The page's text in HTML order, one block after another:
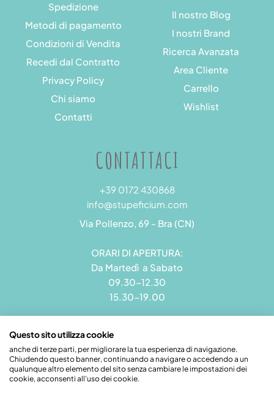
Spedizione
Metodi di pagamento
Condizioni di Vendita
Recedi dal Contratto
Privacy Policy
Chi siamo
Contatti
Il nostro Blog
I nostri Brand
Ricerca Avanzata
Area Cliente
Carrello
Wishlist
CONTATTACI
+39 0172 430868
info@stupeficium.com
Via Pollenzo, 69 - Bra (CN)
ORARI DI APERTURA:
Da Martedì a Sabato
09.30-12.30
15.30-19.00
Stupeficium di Carena Diego | Rea CN - 265823 | P.I.
09492550018 | Pec: grandamodel@pec.it
Questo sito utilizza cookie
anche di terze parti, per migliorare la tua esperienza di navigazione.
Chiudendo questo banner, continuando a navigare o accedendo a un
qualunque altro elemento del sito senza cambiare le impostazioni dei
cookie, acconsenti all'uso dei cookie.